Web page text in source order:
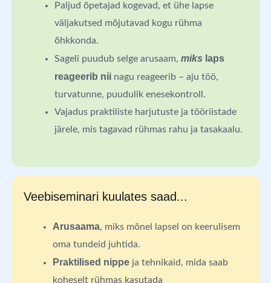
Paljud õpetajad kogevad, et ühe lapse
väljakutsed mõjutavad kogu rühma
õhkkonda.
Sageli puudub selge arusaam, miks laps
reageerib nii nagu reageerib – aju töö,
turvatunne, puudulik enesekontroll.
Vajadus praktiliste harjutuste ja tööriistade
järele, mis tagavad rühmas rahu ja tasakaalu.
Veebiseminari kuulates saad...
Arusaama, miks mõnel lapsel on keerulisem
oma tundeid juhtida.
Praktilised nippe ja tehnikaid, mida saab
koheselt rühmas kasutada